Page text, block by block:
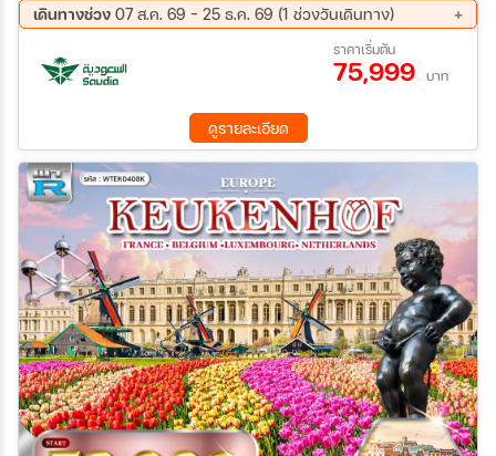
วิวหอไอเฟล-ล่องเรือแม่น้ำแซน เมืองปารีส–พิพิธภัณฑ์ลูฟร์(ด้าน
นอก)–ประตูชัยอาร์กเดอทรียงฟ์ (ด้านนอก)–ถนนช็องเซลีเซ-เมืองดี
จอง เมืองดีจอง–เมืองลูเซิร์น-อนุสาวรีย์สิงโต–สะพานไม้ชาเปล เขต
เมืองเก่าลูเซิร์น เมืองลูเซิร์น-เมืองกรินเดลวัลด์-เคเบิ้ลคาร์ Eiger
เดินทางช่วง 07 ส.ค. 69 - 25 ธ.ค. 69 (1 ช่วงวันเดินทาง)
ราคาเริ่มต้น
75,999 บาท
ดูรายละเอียด